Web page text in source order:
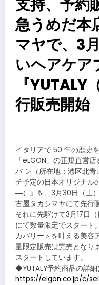
支持、予約
急うめだ本
マヤで、3
いヘアケア
『
行販売開始
イタリアで 50 年の歴史
「eLGON」の正規直営
パ ン（所在地：港区北
チ予定の日本オリジナル
―）』を、3月30日（土
古屋タカシマヤにて先行
それに先駆けて3月17日
にて数量限定でスタート
カバリー＞を叶える美容
量限定販売は完売となり
スタートしています。
◆YUTALY予約商品の詳
https://elgon.co.jp/c/